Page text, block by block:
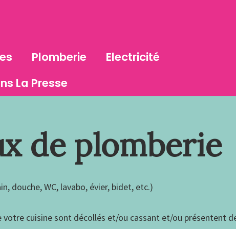
Plomberie
Electricité
La Presse
de plomberie
douche, WC, lavabo, évier, bidet, etc.)
cuisine sont décollés et/ou cassant et/ou présentent